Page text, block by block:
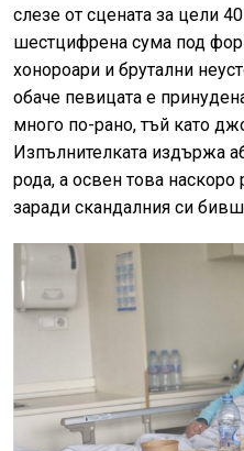
слезе от сцената за цели
шестцифрена сума под
хонороари и брутални
обаче певицата е
много по-рано, тъй като
Изпълнителката издържа
рода, а освен това
заради скандалния си